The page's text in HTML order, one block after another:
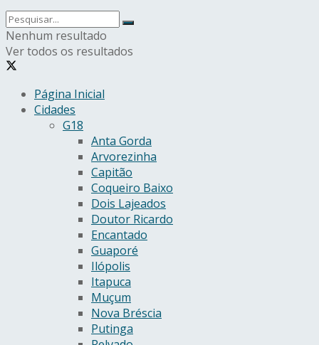
Nenhum resultado
Ver todos os resultados
Página Inicial
Cidades
G18
Anta Gorda
Arvorezinha
Capitão
Coqueiro Baixo
Dois Lajeados
Doutor Ricardo
Encantado
Guaporé
Ilópolis
Itapuca
Muçum
Nova Bréscia
Putinga